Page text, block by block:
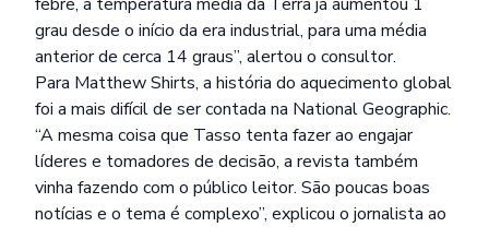
grau desde o início da era industrial, para uma média
anterior de cerca 14 graus”, alertou o consultor.
Para Matthew Shirts, a história do aquecimento global
foi a mais difícil de ser contada na National Geographic.
“A mesma coisa que Tasso tenta fazer ao engajar
líderes e tomadores de decisão, a revista também
vinha fazendo com o público leitor. São poucas boas
notícias e o tema é complexo”, explicou o jornalista ao